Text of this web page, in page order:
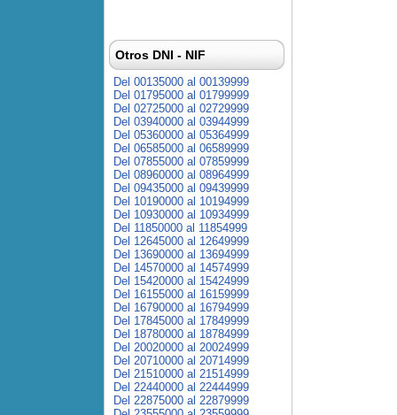
Otros DNI - NIF
Del 00135000 al 00139999
Del 01795000 al 01799999
Del 02725000 al 02729999
Del 03940000 al 03944999
Del 05360000 al 05364999
Del 06585000 al 06589999
Del 07855000 al 07859999
Del 08960000 al 08964999
Del 09435000 al 09439999
Del 10190000 al 10194999
Del 10930000 al 10934999
Del 11850000 al 11854999
Del 12645000 al 12649999
Del 13690000 al 13694999
Del 14570000 al 14574999
Del 15420000 al 15424999
Del 16155000 al 16159999
Del 16790000 al 16794999
Del 17845000 al 17849999
Del 18780000 al 18784999
Del 20020000 al 20024999
Del 20710000 al 20714999
Del 21510000 al 21514999
Del 22440000 al 22444999
Del 22875000 al 22879999